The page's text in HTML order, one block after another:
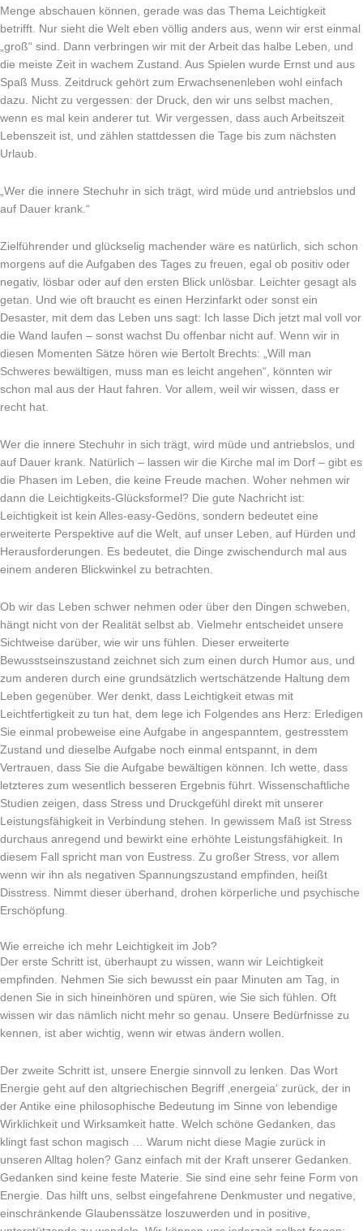
Menge abschauen können, gerade was das Thema Leichtigkeit
betrifft. Nur sieht die Welt eben völlig anders aus, wenn wir erst einmal
„groß“ sind. Dann verbringen wir mit der Arbeit das halbe Leben, und
die meiste Zeit in wachem Zustand. Aus Spielen wurde Ernst und aus
Spaß Muss. Zeit­druck gehört zum Erwachsenenleben wohl einfach
dazu. Nicht zu vergessen: der Druck, den wir uns selbst machen,
wenn es mal kein anderer tut. Wir vergessen, dass auch Arbeitszeit
Lebenszeit ist, und zählen stattdessen die Tage bis zum nächsten
Urlaub.
„Wer die innere Stechuhr in sich trägt, wird müde und antriebslos und
auf Dauer krank.“
Zielführender und glückselig machender wäre es natürlich, sich schon
morgens auf die Aufgaben des Tages zu freuen, egal ob positiv oder
negativ, lösbar oder auf den ersten Blick unlösbar. Leichter gesagt als
getan. Und wie oft braucht es einen Herzinfarkt oder sonst ein
Desaster, mit dem das Leben uns sagt: Ich lasse Dich jetzt mal voll vor
die Wand laufen – sonst wachst Du offenbar nicht auf. Wenn wir in
diesen Momenten Sätze hören wie Bertolt Brechts: „Will man
Schweres bewälti­gen, muss man es leicht angehen“, könnten wir
schon mal aus der Haut fahren. Vor allem, weil wir wissen, dass er
recht hat.
Wer die innere Stechuhr in sich trägt, wird müde und antriebslos, und
auf Dauer krank. Natürlich – lassen wir die Kirche mal im Dorf – gibt es
die Phasen im Leben, die keine Freude machen. Woher nehmen wir
dann die Leichtig­keits-Glücksformel? Die gute Nachricht ist:
Leichtigkeit ist kein Alles-easy-Gedöns, sondern bedeutet eine
erweiterte Perspektive auf die Welt, auf unser Leben, auf Hürden und
Herausforderungen. Es bedeutet, die Dinge zwischendurch mal aus
einem anderen Blickwinkel zu betrachten.
Ob wir das Leben schwer nehmen oder über den Dingen schweben,
hängt nicht von der Realität selbst ab. Vielmehr entscheidet unsere
Sichtweise darüber, wie wir uns füh­len. Dieser erweiterte
Bewusstseinszustand zeichnet sich zum einen durch Humor aus, und
zum anderen durch eine grundsätzlich wertschätzende Haltung dem
Leben gegenüber. Wer denkt, dass Leichtigkeit etwas mit
Leichtfertigkeit zu tun hat, dem lege ich Folgendes ans Herz: Erledigen
Sie einmal probeweise eine Aufgabe in angespanntem, gestresstem
Zustand und dieselbe Aufgabe noch einmal entspannt, in dem
Vertrauen, dass Sie die Aufgabe bewältigen können. Ich wette, dass
letzteres zum wesentlich besseren Ergebnis führt. Wissenschaftliche
Studien zeigen, dass Stress und Druckgefühl direkt mit unserer
Leistungsfähigkeit in Verbindung stehen. In gewissem Maß ist Stress
durchaus anregend und bewirkt eine erhöhte Leistungsfähigkeit. In
diesem Fall spricht man von Eustress. Zu großer Stress, vor allem
wenn wir ihn als negativen Spannungszustand empfinden, heißt
Disstress. Nimmt dieser überhand, drohen körperliche und psychische
Erschöpfung.
Wie erreiche ich mehr Leichtigkeit im Job?​
Der erste Schritt ist, überhaupt zu wissen, wann wir Leichtigkeit
empfinden. Nehmen Sie sich bewusst ein paar Minuten am Tag, in
denen Sie in sich hineinhören und spüren, wie Sie sich fühlen. Oft
wissen wir das nämlich nicht mehr so genau. Unsere Bedürfnisse zu
kennen, ist aber wichtig, wenn wir etwas ändern wollen.
Der zweite Schritt ist, unsere Energie sinnvoll zu lenken. Das Wort
Energie geht auf den altgriechischen Begriff ‚energeia‘ zurück, der in
der Antike eine philosophische Bedeutung im Sinne von lebendige
Wirklichkeit und Wirksamkeit hatte. Welch schöne Gedanken, das
klingt fast schon magisch … Warum nicht diese Magie zurück in
unseren Alltag holen? Ganz einfach mit der Kraft unserer Gedanken.
Gedanken sind keine feste Materie. Sie sind eine sehr feine Form von
Energie. Das hilft uns, selbst eingefahrene Denkmuster und negative,
einschränkende Glaubenssätze loszuwerden und in positive,